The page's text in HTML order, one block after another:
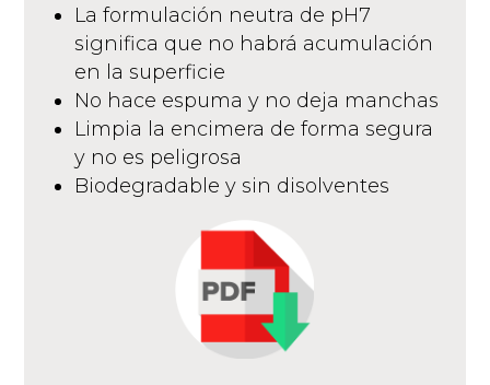
La formulación neutra de pH7
significa que no habrá acumulación
en la superficie
No hace espuma y no deja manchas
Limpia la encimera de forma segura
y no es peligrosa
Biodegradable y sin disolventes